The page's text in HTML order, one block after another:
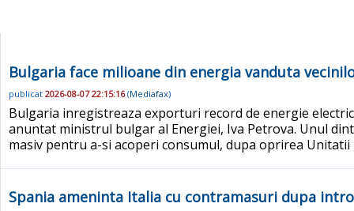
Bulgaria face milioane din energia vanduta
publicat 2026-08-07 22:15:16(Mediafax)
Bulgaria inregistreaza exporturi record de energie
anuntat ministrul bulgar al Energiei, Iva Petrova. Unul
masiv pentru a-si acoperi consumul, dupa oprirea Unitatii
Spania ameninta Italia cu contramasuri dupa